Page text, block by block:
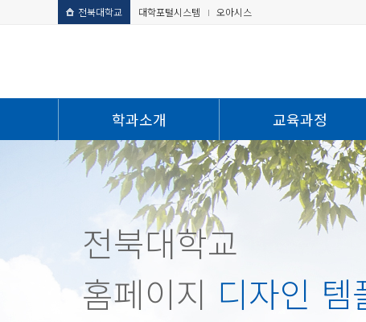
전북대학교 대학포털시스템 오아시스
학과소개 교육과정
전북대학교
홈페이지 디자인 템